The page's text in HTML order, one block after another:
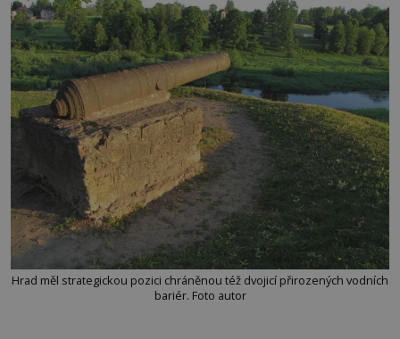
Hrad měl strategickou pozici chráněnou též dvojicí přirozených vodních
bariér. Foto autor